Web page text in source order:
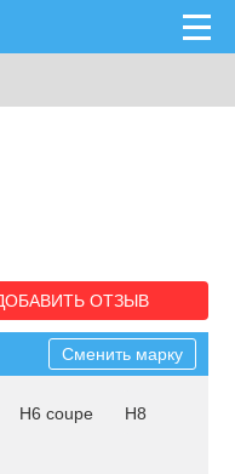
ОТЗЫВ
Сменить марку
H6 coupe H8